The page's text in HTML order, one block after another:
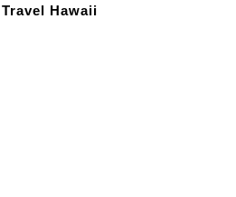
Travel Hawaii